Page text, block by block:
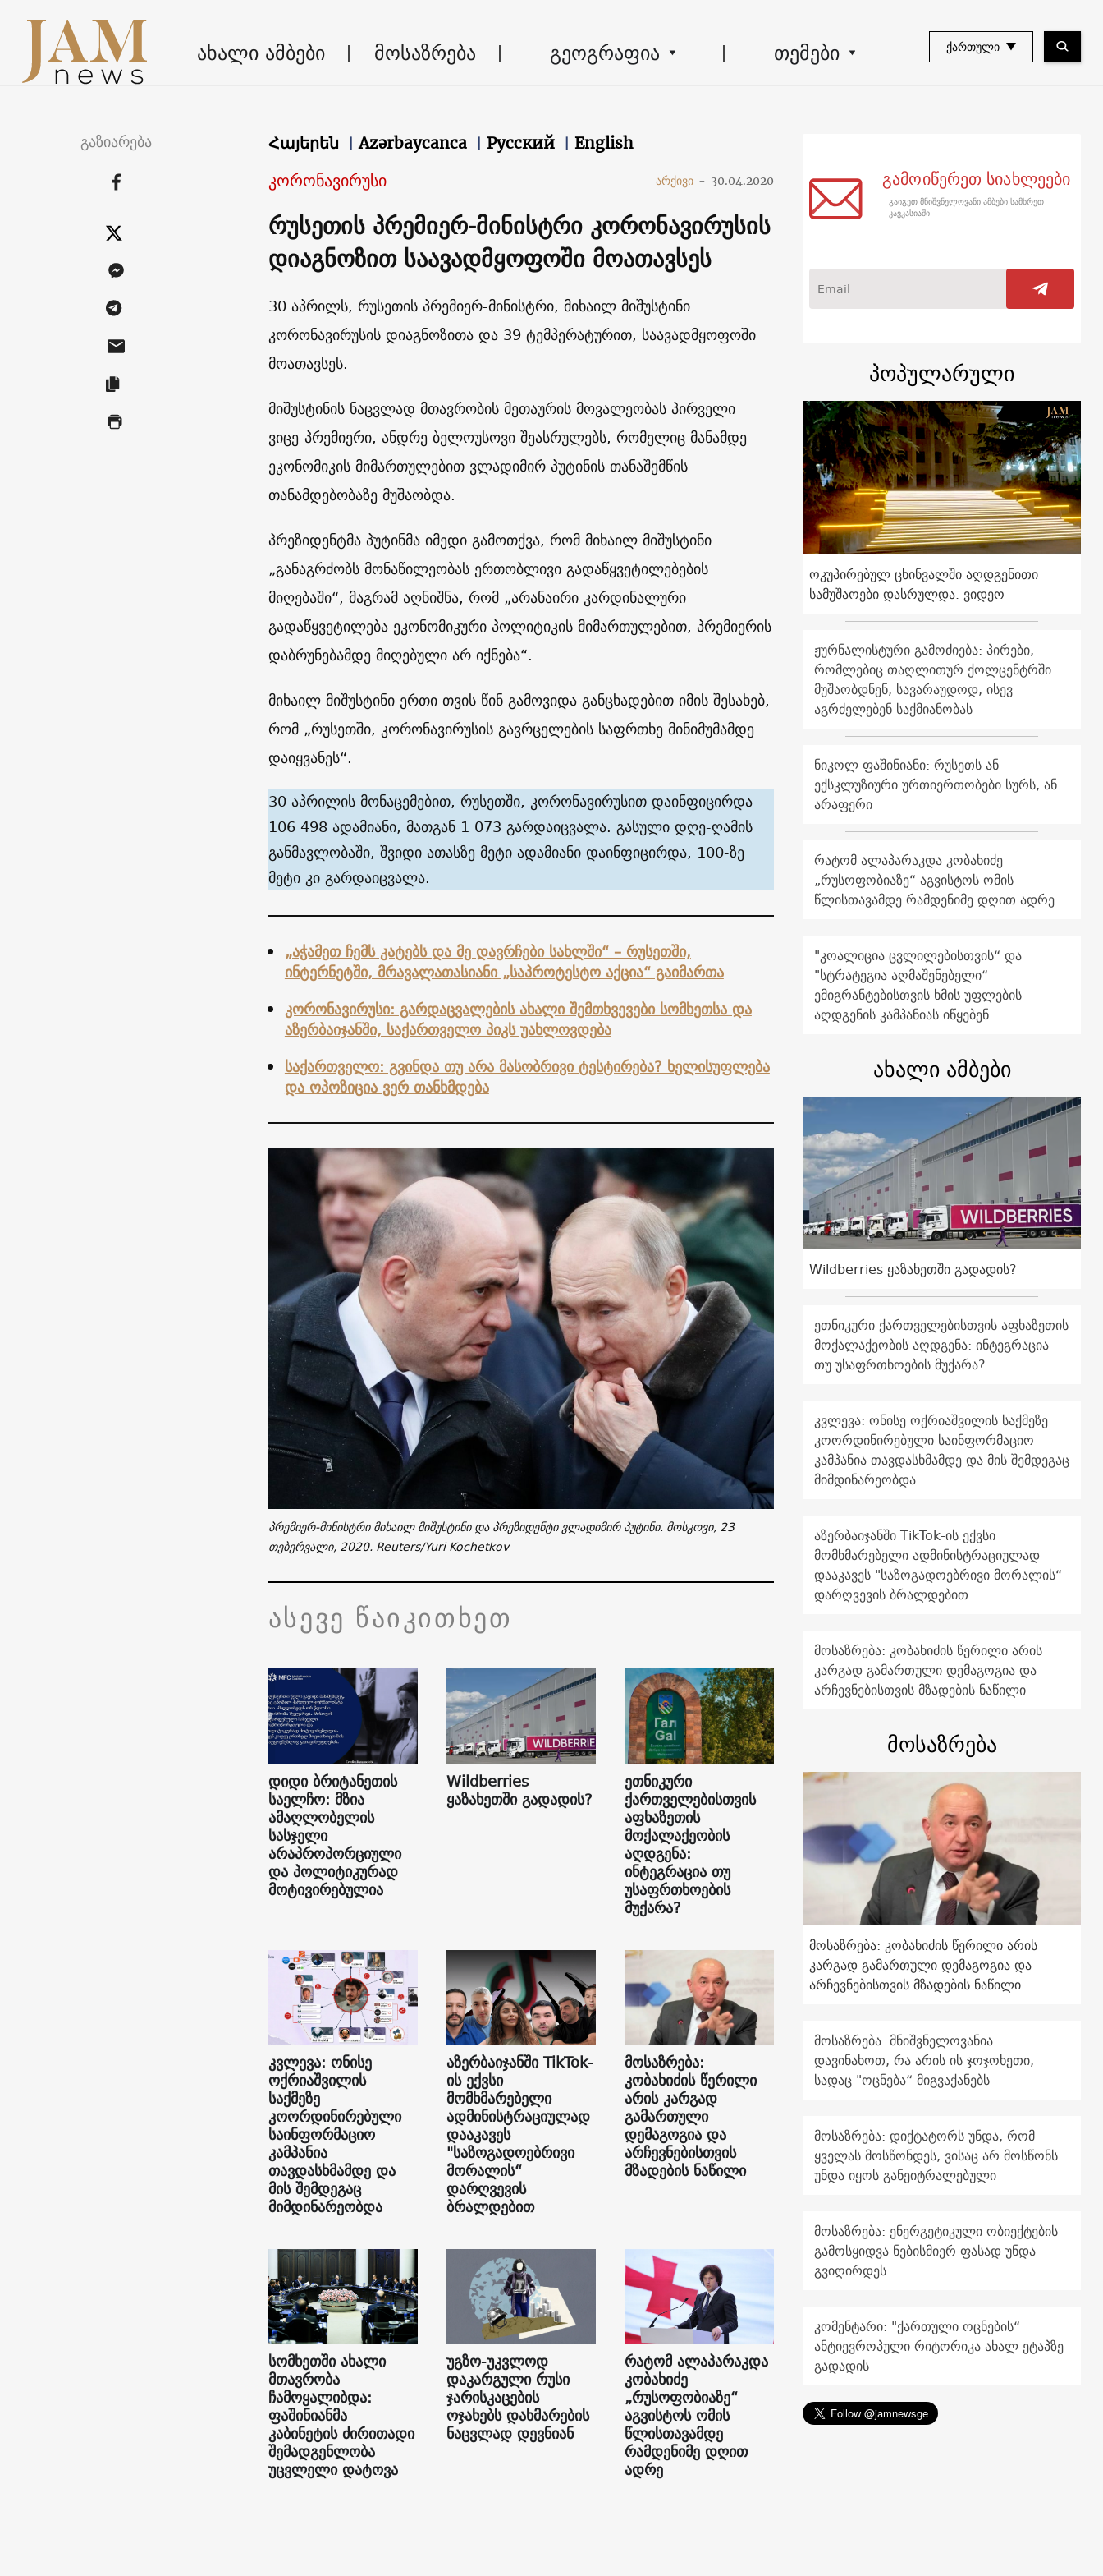
ახალი ამბები მოსაზრება გეოგრაფია თემები ᲥᲐᲠᲗᲣᲚᲘ
გაზიარება Հայերեն Azərbaycanca Русский English
კორონავირუსი არქივი - 30.04.2020
რუსეთის პრემიერ-მინისტრი კორონავირუსის
დიაგნოზით საავადმყოფოში მოათავსეს
30 აპრილს, რუსეთის პრემიერ-მინისტრი, მიხაილ მიშუსტინი
კორონავირუსის დიაგნოზითა და 39 ტემპერატურით, საავადმყოფოში
მოათავსეს.
მიშუსტინის ნაცვლად მთავრობის მეთაურის მოვალეობას პირველი
ვიცე-პრემიერი, ანდრე ბელოუსოვი შეასრულებს, რომელიც მანამდე
ეკონომიკის მიმართულებით ვლადიმირ პუტინის თანაშემწის
თანამდებობაზე მუშაობდა.
პრეზიდენტმა პუტინმა იმედი გამოთქვა, რომ მიხაილ მიშუსტინი
„განაგრძობს მონაწილეობას ერთობლივი გადაწყვეტილებების
მიღებაში“, მაგრამ აღნიშნა, რომ „არანაირი კარდინალური
გადაწყვეტილება ეკონომიკური პოლიტიკის მიმართულებით, პრემიერის
დაბრუნებამდე მიღებული არ იქნება“.
მიხაილ მიშუსტინი ერთი თვის წინ გამოვიდა განცხადებით იმის შესახებ,
რომ „რუსეთში, კორონავირუსის გავრცელების საფრთხე მინიმუმამდე
დაიყვანეს“.
30 აპრილის მონაცემებით, რუსეთში, კორონავირუსით დაინფიცირდა
106 498 ადამიანი, მათგან 1 073 გარდაიცვალა. გასული დღე-ღამის
განმავლობაში, შვიდი ათასზე მეტი ადამიანი დაინფიცირდა, 100-ზე
მეტი კი გარდაიცვალა.
„აჭამეთ ჩემს კატებს და მე დავრჩები სახლში“ – რუსეთში,
ინტერნეტში, მრავალათასიანი „საპროტესტო აქცია“ გაიმართა
კორონავირუსი: გარდაცვალების ახალი შემთხვევები სომხეთსა და
აზერბაიჯანში, საქართველო პიკს უახლოვდება
საქართველო: გვინდა თუ არა მასობრივი ტესტირება? ხელისუფლება
და ოპოზიცია ვერ თანხმდება
პრემიერ-მინისტრი მიხაილ მიშუსტინი და პრეზიდენტი ვლადიმირ პუტინი. მოსკოვი, 23
თებერვალი, 2020. Reuters/Yuri Kochetkov
ასევე წაიკითხეთ
დიდი ბრიტანეთის
საელჩო: მზია
ამაღლობელის
სასჯელი
არაპროპორციული
და პოლიტიკურად
მოტივირებულია
Wildberries
ყაზახეთში გადადის?
ეთნიკური
ქართველებისთვის
აფხაზეთის
მოქალაქეობის
აღდგენა:
ინტეგრაცია თუ
უსაფრთხოების
მუქარა?
კვლევა: ონისე
ოქრიაშვილის
საქმეზე
კოორდინირებული
საინფორმაციო
კამპანია
თავდასხმამდე და
მის შემდეგაც
მიმდინარეობდა
აზერბაიჯანში TikTok-
ის ექვსი
მომხმარებელი
ადმინისტრაციულად
დააკავეს
"საზოგადოებრივი
მორალის“
დარღვევის
ბრალდებით
მოსაზრება:
კობახიძის წერილი
არის კარგად
გამართული
დემაგოგია და
არჩევნებისთვის
მზადების ნაწილი
სომხეთში ახალი
მთავრობა
ჩამოყალიბდა:
ფაშინიანმა
კაბინეტის ძირითადი
შემადგენლობა
უცვლელი დატოვა
უგზო-უკვლოდ
დაკარგული რუსი
ჯარისკაცების
ოჯახებს დახმარების
ნაცვლად დევნიან
რატომ ალაპარაკდა
კობახიძე
„რუსოფობიაზე“
აგვისტოს ომის
წლისთავამდე
რამდენიმე დღით
ადრე
გამოიწერეთ სიახლეები
გაიგეთ მნიშვნელოვანი ამბები სამხრეთ
კავკასიაში
პოპულარული
ოკუპირებულ ცხინვალში აღდგენითი
სამუშაოები დასრულდა. ვიდეო
ჟურნალისტური გამოძიება: პირები,
რომლებიც თაღლითურ ქოლცენტრში
მუშაობდნენ, სავარაუდოდ, ისევ
აგრძელებენ საქმიანობას
ნიკოლ ფაშინიანი: რუსეთს ან
ექსკლუზიური ურთიერთობები სურს, ან
არაფერი
რატომ ალაპარაკდა კობახიძე
„რუსოფობიაზე“ აგვისტოს ომის
წლისთავამდე რამდენიმე დღით ადრე
"კოალიცია ცვლილებისთვის“ და
"სტრატეგია აღმაშენებელი“
ემიგრანტებისთვის ხმის უფლების
აღდგენის კამპანიას იწყებენ
ახალი ამბები
Wildberries ყაზახეთში გადადის?
ეთნიკური ქართველებისთვის აფხაზეთის
მოქალაქეობის აღდგენა: ინტეგრაცია
თუ უსაფრთხოების მუქარა?
კვლევა: ონისე ოქრიაშვილის საქმეზე
კოორდინირებული საინფორმაციო
კამპანია თავდასხმამდე და მის შემდეგაც
მიმდინარეობდა
აზერბაიჯანში TikTok-ის ექვსი
მომხმარებელი ადმინისტრაციულად
დააკავეს "საზოგადოებრივი მორალის“
დარღვევის ბრალდებით
მოსაზრება: კობახიძის წერილი არის
კარგად გამართული დემაგოგია და
არჩევნებისთვის მზადების ნაწილი
მოსაზრება
მოსაზრება: კობახიძის წერილი არის
კარგად გამართული დემაგოგია და
არჩევნებისთვის მზადების ნაწილი
მოსაზრება: მნიშვნელოვანია
დავინახოთ, რა არის ის ჯოჯოხეთი,
სადაც "ოცნება“ მიგვაქანებს
მოსაზრება: დიქტატორს უნდა, რომ
ყველას მოსწონდეს, ვისაც არ მოსწონს
უნდა იყოს განეიტრალებული
მოსაზრება: ენერგეტიკული ობიექტების
გამოსყიდვა ნებისმიერ ფასად უნდა
გვიღირდეს
კომენტარი: "ქართული ოცნების“
ანტიევროპული რიტორიკა ახალ ეტაპზე
გადადის